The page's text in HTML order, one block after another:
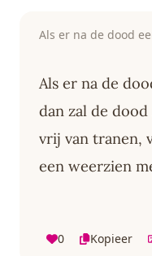
Als er na de dood
Als er na de
dan zal de
vrij van tranen,
een weerzien
0 Kopieer